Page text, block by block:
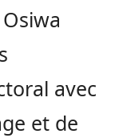
avec
et de